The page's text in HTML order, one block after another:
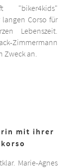
"biker4kids"
Corso für
Lebenszeit.
Zimmermann
an.
mit ihrer
Marie-Agnes